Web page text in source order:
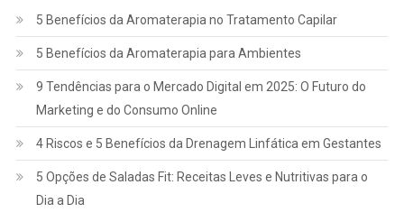
5 Benefícios da Aromaterapia no Tratamento Capilar
5 Benefícios da Aromaterapia para Ambientes
9 Tendências para o Mercado Digital em 2025: O Futuro do
Marketing e do Consumo Online
4 Riscos e 5 Benefícios da Drenagem Linfática em Gestantes
5 Opções de Saladas Fit: Receitas Leves e Nutritivas para o
Dia a Dia